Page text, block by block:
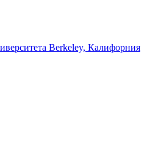
Berkeley, Калифорния